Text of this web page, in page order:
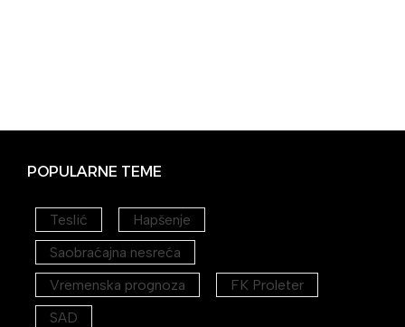
POPULARNE TEME
Teslić
Hapšenje
Saobraćajna nesreća
Vremenska prognoza
FK Proleter
SAD